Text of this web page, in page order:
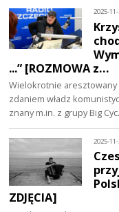
2025-
...” [ROZMOWA z…
Wielokrotnie aresztowany
zdaniem władz
znany m.in. z grupy Big
2025-
ZDJĘCIA]